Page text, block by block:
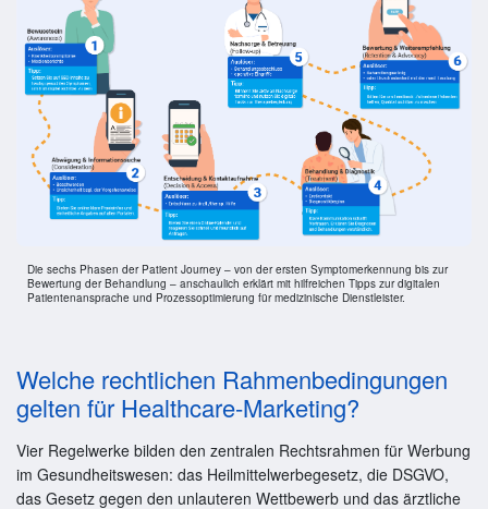
Die sechs Phasen der Patient Journey – von der ersten Symptomerkennung bis zur
Bewertung der Behandlung – anschaulich erklärt mit hilfreichen Tipps zur digitalen
Patientenansprache und Prozessoptimierung für medizinische Dienstleister.
Welche rechtlichen Rahmenbedingungen
gelten für Healthcare-Marketing?
Vier Regelwerke bilden den zentralen Rechtsrahmen für Werbung
im Gesundheitswesen: das Heilmittelwerbegesetz, die DSGVO,
das Gesetz gegen den unlauteren Wettbewerb und das ärztliche